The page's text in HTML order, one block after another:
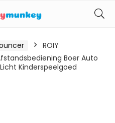
ROIY
Boer Auto
Kinderspeelgoed